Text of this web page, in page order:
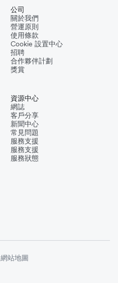
公司
關於我們
營運原則
使用條款
Cookie 設置中心
招聘
合作夥伴計劃
獎賞
資源中心
網誌
客戶分享
新聞中心
常見問題
服務支援
服務支援
服務狀態
網站地圖